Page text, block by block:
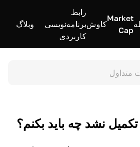
Market
Cap
کاوش
رابط
برنامه‌نویسی
کاربردی
وبلاگ
نشد چه باید بکنم؟